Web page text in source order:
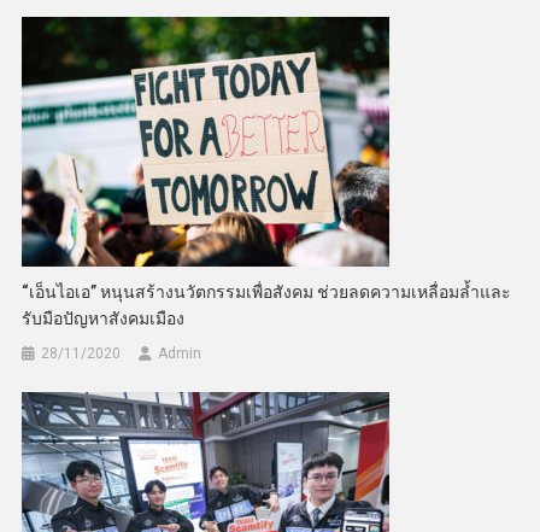
“เอ็นไอเอ” หนุนสร้างนวัตกรรมเพื่อสังคม ช่วยลดความเหลื่อมล้ำและ
รับมือปัญหาสังคมเมือง
28/11/2020 Admin